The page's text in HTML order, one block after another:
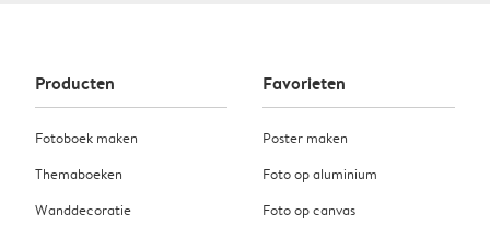
Producten
Fotoboek maken
Themaboeken
Wanddecoratie
Favorieten
Poster maken
Foto op aluminium
Foto op canvas